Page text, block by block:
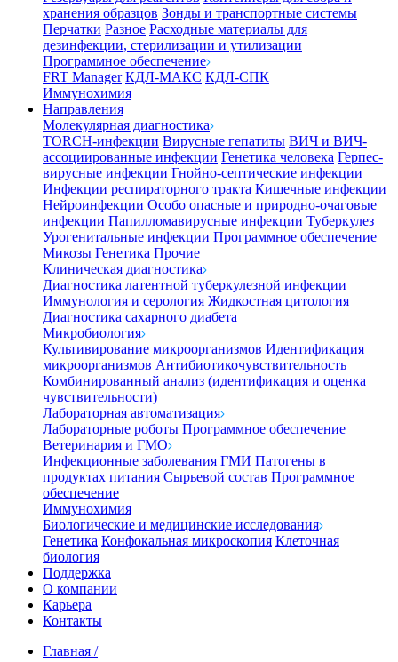
хранения образцов Зонды и транспортные системы
Перчатки Разное Расходные материалы для
дезинфекции, стерилизации и утилизации
Программное обеспечение
FRT Manager КДЛ-МАКС КДЛ-СПК
Иммунохимия
Направления
Молекулярная диагностика
TORCH-инфекции Вирусные гепатиты ВИЧ и ВИЧ-
ассоциированные инфекции Генетика человека Герпес-
вирусные инфекции Гнойно-септические инфекции
Инфекции респираторного тракта Кишечные инфекции
Нейроинфекции Особо опасные и природно-очаговые
инфекции Папилломавирусные инфекции Туберкулез
Урогенитальные инфекции Программное обеспечение
Микозы Генетика Прочие
Клиническая диагностика
Диагностика латентной туберкулезной инфекции
Иммунология и серология Жидкостная цитология
Диагностика сахарного диабета
Микробиология
Культивирование микроорганизмов Идентификация
микроорганизмов Антибиотикочувствительность
Комбинированный анализ (идентификация и оценка
чувствительности)
Лабораторная автоматизация
Лабораторные роботы Программное обеспечение
Ветеринария и ГМО
Инфекционные заболевания ГМИ Патогены в
продуктах питания Сырьевой состав Программное
обеспечение
Иммунохимия
Биологические и медицинские исследования
Генетика Конфокальная микроскопия Клеточная
биология
Поддержка
О компании
Карьера
Контакты
Главная /